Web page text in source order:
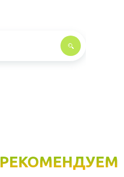
РЕКОМЕНДУЕМ